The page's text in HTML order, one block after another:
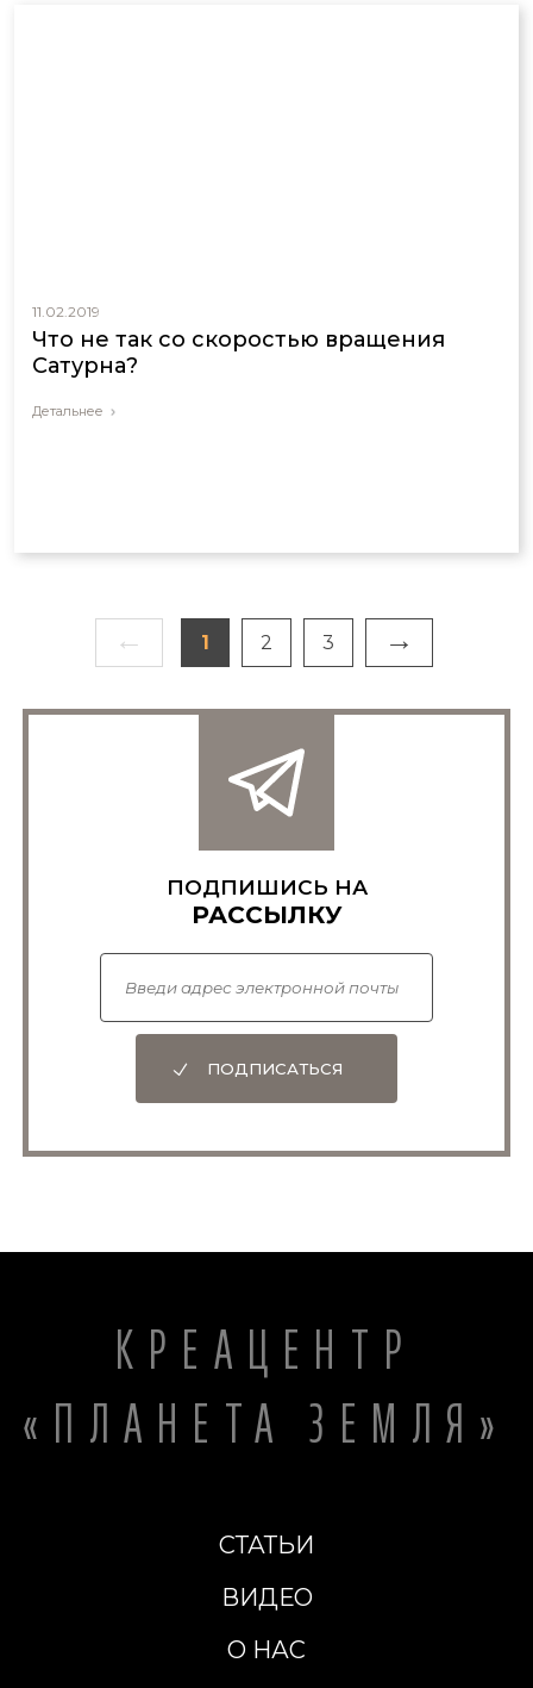
11.02.2019
Что не так со скоростью вращения
Сатурна?
Детальнее
← 1 2 3 →
ПОДПИШИСЬ НА
РАССЫЛКУ
ПОДПИСАТЬСЯ
КРЕАЦЕНТР
«ПЛАНЕТА ЗЕМЛЯ»
СТАТЬИ
ВИДЕО
О НАС